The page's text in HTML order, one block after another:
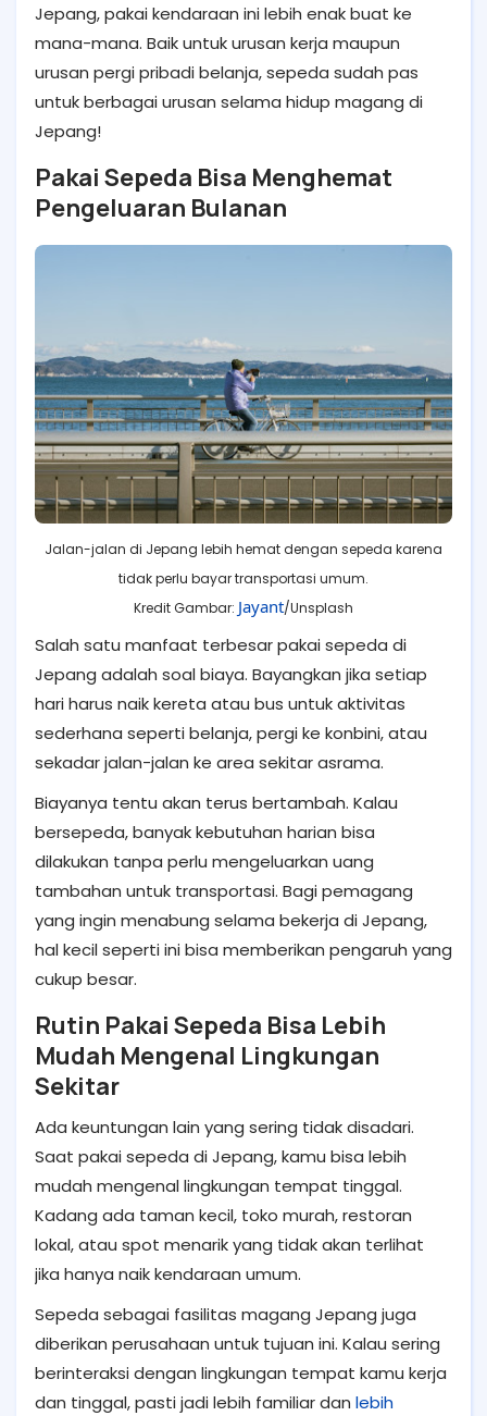
Jepang, pakai kendaraan ini lebih enak buat ke
mana-mana. Baik untuk urusan kerja maupun
urusan pergi pribadi belanja, sepeda sudah pas
untuk berbagai urusan selama hidup magang di
Jepang!
Pakai Sepeda Bisa Menghemat
Pengeluaran Bulanan
Jalan-jalan di Jepang lebih hemat dengan sepeda karena
tidak perlu bayar transportasi umum.
Kredit Gambar: Jayant/Unsplash
Salah satu manfaat terbesar pakai sepeda di
Jepang adalah soal biaya. Bayangkan jika setiap
hari harus naik kereta atau bus untuk aktivitas
sederhana seperti belanja, pergi ke konbini, atau
sekadar jalan-jalan ke area sekitar asrama.
Biayanya tentu akan terus bertambah. Kalau
bersepeda, banyak kebutuhan harian bisa
dilakukan tanpa perlu mengeluarkan uang
tambahan untuk transportasi. Bagi pemagang
yang ingin menabung selama bekerja di Jepang,
hal kecil seperti ini bisa memberikan pengaruh yang
cukup besar.
Rutin Pakai Sepeda Bisa Lebih
Mudah Mengenal Lingkungan
Sekitar
Ada keuntungan lain yang sering tidak disadari.
Saat pakai sepeda di Jepang, kamu bisa lebih
mudah mengenal lingkungan tempat tinggal.
Kadang ada taman kecil, toko murah, restoran
lokal, atau spot menarik yang tidak akan terlihat
jika hanya naik kendaraan umum.
Sepeda sebagai fasilitas magang Jepang juga
diberikan perusahaan untuk tujuan ini. Kalau sering
berinteraksi dengan lingkungan tempat kamu kerja
dan tinggal, pasti jadi lebih familiar dan lebih